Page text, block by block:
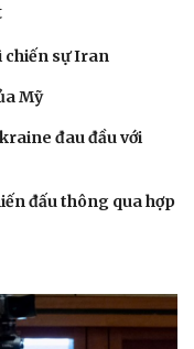
chiến sự Iran
Mỹ
đau đầu với
đấu thông qua hợp